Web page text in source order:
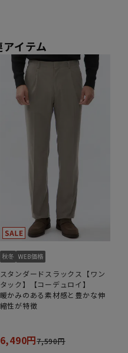
イテム
スタンダードスラックス【ワン
タック】【コーデュロイ】
暖かみのある素材感と豊かな伸
縮性が特徴
6,490円7,590円